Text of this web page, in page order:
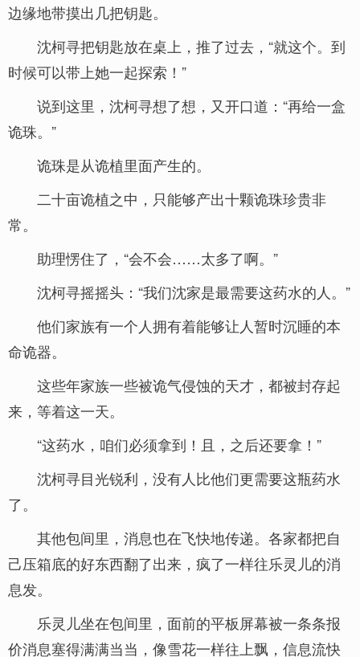
边缘地带摸出几把钥匙。
沈柯寻把钥匙放在桌上，推了过去，“就这个。到
时候可以带上她一起探索！”
说到这里，沈柯寻想了想，又开口道：“再给一盒
诡珠。”
诡珠是从诡植里面产生的。
二十亩诡植之中，只能够产出十颗诡珠珍贵非
常。
助理愣住了，“会不会……太多了啊。”
沈柯寻摇摇头：“我们沈家是最需要这药水的人。”
他们家族有一个人拥有着能够让人暂时沉睡的本
命诡器。
这些年家族一些被诡气侵蚀的天才，都被封存起
来，等着这一天。
“这药水，咱们必须拿到！且，之后还要拿！”
沈柯寻目光锐利，没有人比他们更需要这瓶药水
了。
其他包间里，消息也在飞快地传递。各家都把自
己压箱底的好东西翻了出来，疯了一样往乐灵儿的消
息发。
乐灵儿坐在包间里，面前的平板屏幕被一条条报
价消息塞得满满当当，像雪花一样往上飘，信息流快